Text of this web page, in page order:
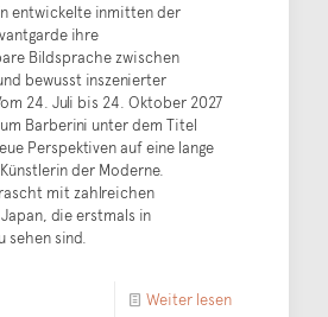
entwickelte inmitten der
ihre
Bildsprache zwischen
bewusst inszenierter
24. Juli bis 24. Oktober 2027
Barberini unter dem Titel
Perspektiven auf eine lange
der Moderne.
mit zahlreichen
die erstmals in
sehen sind.
Weiter lesen